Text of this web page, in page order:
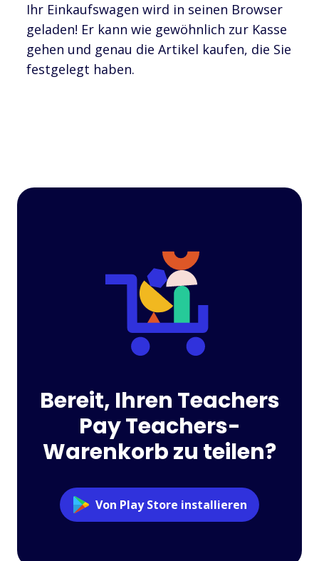
Ihr Einkaufswagen wird in seinen Browser
geladen! Er kann wie gewöhnlich zur Kasse
gehen und genau die Artikel kaufen, die Sie
festgelegt haben.
Bereit, Ihren Teachers
Pay Teachers-
Warenkorb zu teilen?
Von Play Store installieren